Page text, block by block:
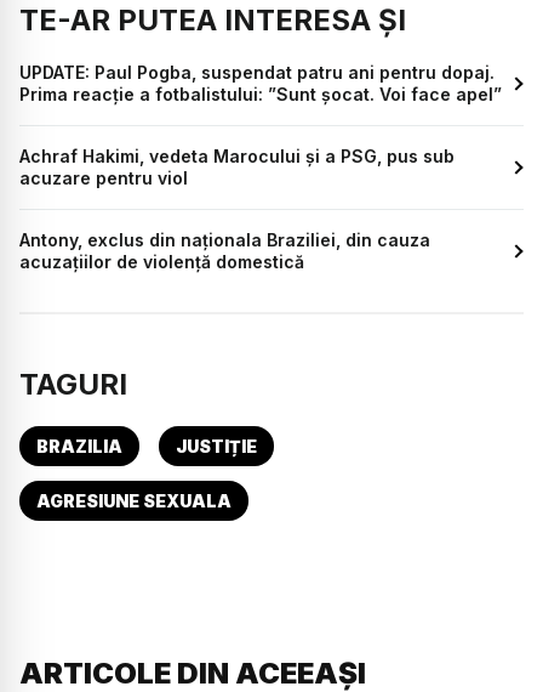
TE-AR PUTEA INTERESA ȘI
UPDATE: Paul Pogba, suspendat patru ani pentru dopaj.
Prima reacție a fotbalistului: ”Sunt șocat. Voi face apel”
Achraf Hakimi, vedeta Marocului și a PSG, pus sub
acuzare pentru viol
Antony, exclus din naționala Braziliei, din cauza
acuzațiilor de violență domestică
TAGURI
BRAZILIA JUSTIȚIE
AGRESIUNE SEXUALA
ARTICOLE DIN ACEEAȘI